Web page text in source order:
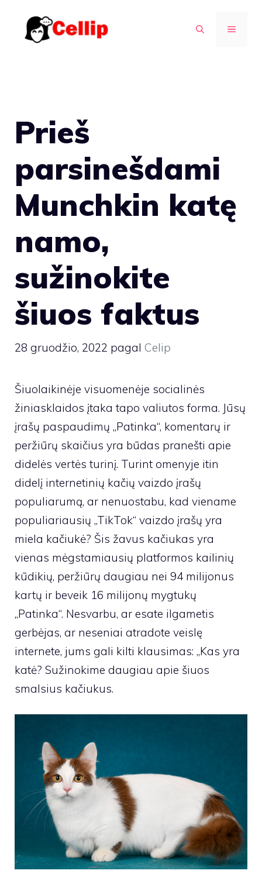
turinio
MENIU
Prieš
parsinešdami
Munchkin katę
namo,
sužinokite
šiuos faktus
28 gruodžio, 2022 pagal Celip
Šiuolaikinėje visuomenėje socialinės
žiniasklaidos įtaka tapo valiutos forma. Jūsų
įrašų paspaudimų „Patinka“, komentarų ir
peržiūrų skaičius yra būdas pranešti apie
didelės vertės turinį. Turint omenyje itin
didelį internetinių kačių vaizdo įrašų
populiarumą, ar nenuostabu, kad viename
populiariausių „TikTok“ vaizdo įrašų yra
miela kačiukė? Šis žavus kačiukas yra
vienas mėgstamiausių platformos kailinių
kūdikių, peržiūrų daugiau nei 94 milijonus
kartų ir beveik 16 milijonų mygtukų
„Patinka“. Nesvarbu, ar esate ilgametis
gerbėjas, ar neseniai atradote veislę
internete, jums gali kilti klausimas: „Kas yra
katė? Sužinokime daugiau apie šiuos
smalsius kačiukus.